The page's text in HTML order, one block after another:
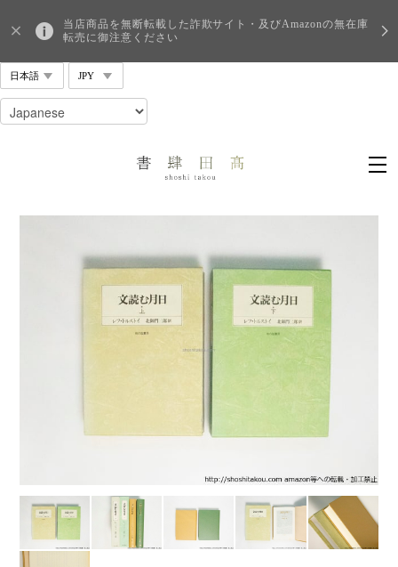
当店商品を無断転載した詐欺サイト・及びAmazonの無在庫
転売に御注意ください